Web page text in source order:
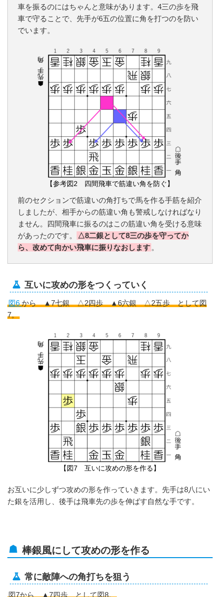
車を振るのにはちゃんと意味があります。4三の歩を飛
車で守ることで、先手が6五の位置に角を打つのを防い
でいます。
【参考図2 四間飛車で筋違い角を防ぐ】
前のセクションで筋違いの角打ちで馬を作る手筋を紹介
しましたが、相手からの筋違い角も警戒しなければなり
ません。四間飛車に振るのはこの筋違い角を受ける意味
があったのです。
△8二銀として8三の歩を守ってか
ら、改めて向かい飛車に振りなおします 。
互いに攻めの形をつくっていく
図6から ▲7七銀 △2四歩 ▲6六銀 △2五歩 として図
7。
【図7 互いに攻めの形を作る】
お互いに少しずつ攻めの形を作っていきます。先手は8八にい
た銀を活用し、後手は飛車先の歩を伸ばす自然な手です。
棒銀風にして攻めの形を作る
常に敵陣への角打ちを狙う
図7から ▲7四歩 として図8。